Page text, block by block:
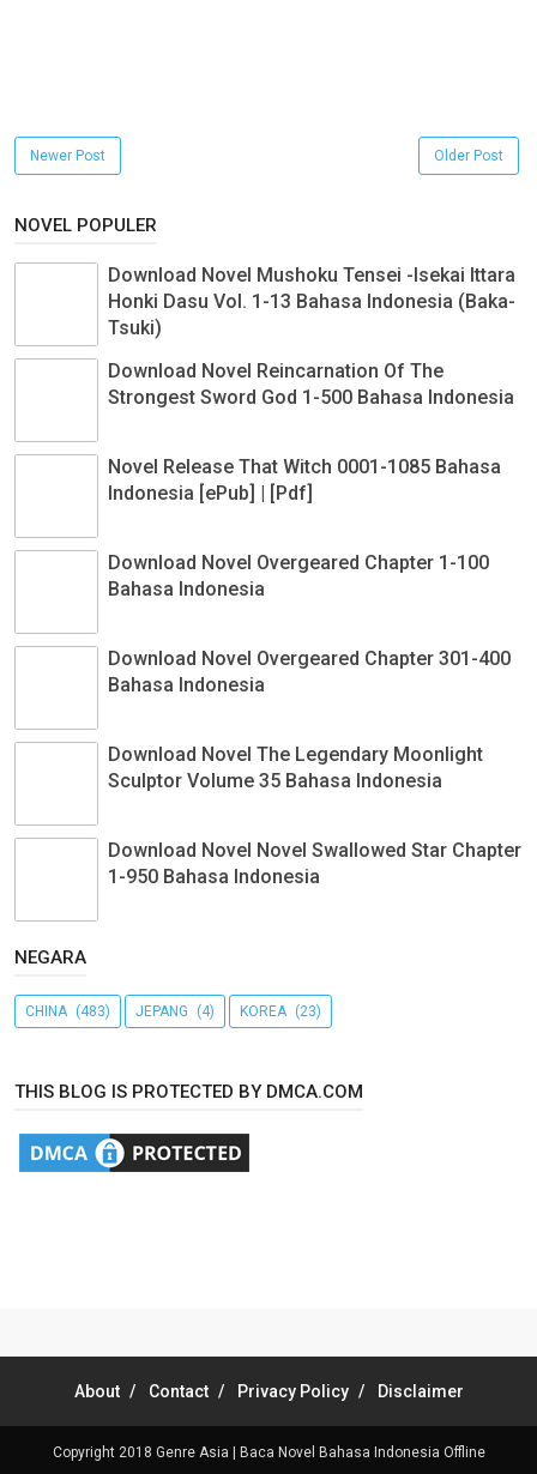
Newer Post Older Post
NOVEL POPULER
Download Novel Mushoku Tensei -Isekai Ittara
Honki Dasu Vol. 1-13 Bahasa Indonesia (Baka-
Tsuki)
Download Novel Reincarnation Of The
Strongest Sword God 1-500 Bahasa Indonesia
Novel Release That Witch 0001-1085 Bahasa
Indonesia [ePub] | [Pdf]
Download Novel Overgeared Chapter 1-100
Bahasa Indonesia
Download Novel Overgeared Chapter 301-400
Bahasa Indonesia
Download Novel The Legendary Moonlight
Sculptor Volume 35 Bahasa Indonesia
Download Novel Novel Swallowed Star Chapter
1-950 Bahasa Indonesia
NEGARA
CHINA (483) JEPANG (4) KOREA (23)
THIS BLOG IS PROTECTED BY DMCA.COM
About Contact Privacy Policy Disclaimer
Copyright 2018 Genre Asia | Baca Novel Bahasa Indonesia Offline